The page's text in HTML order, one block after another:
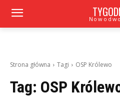
Strona główna Tagi OSP Królewo
Tag: OSP